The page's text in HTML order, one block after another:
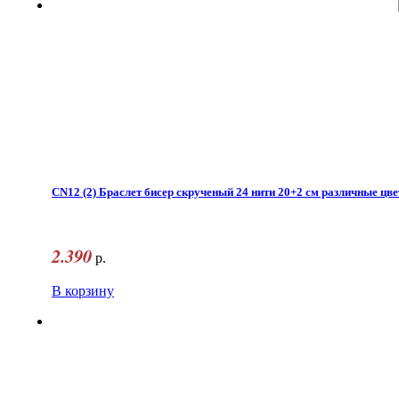
CN12 (2) Браслет бисер скрученый 24 нити 20+2 см различные
2.390 р.
В корзину